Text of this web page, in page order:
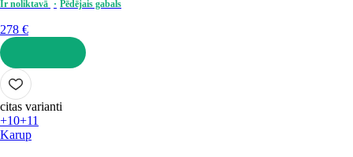
Ir noliktavā
Pēdējais gabals
278 €
LIKT GROZĀ
citas varianti
+10+11
Karup